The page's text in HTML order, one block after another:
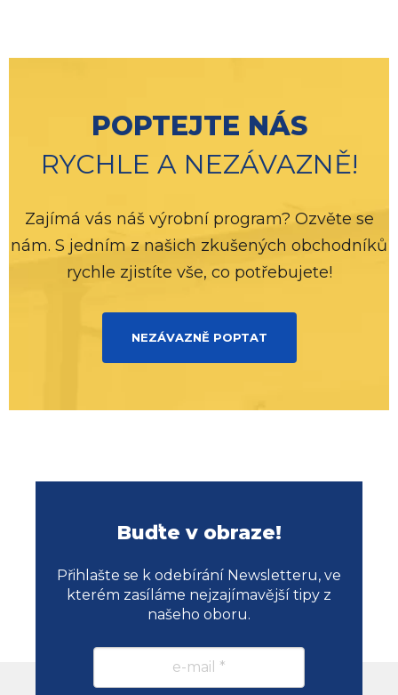
POPTEJTE NÁS
RYCHLE A NEZÁVAZNĚ!
Zajímá vás náš výrobní program? Ozvěte se
nám. S jedním z našich zkušených obchodníků
rychle zjistíte vše, co potřebujete!
NEZÁVAZNĚ POPTAT
Buďte v obraze!
Přihlašte se k odebírání Newsletteru, ve
kterém zasíláme nejzajímavější tipy z
našeho oboru.